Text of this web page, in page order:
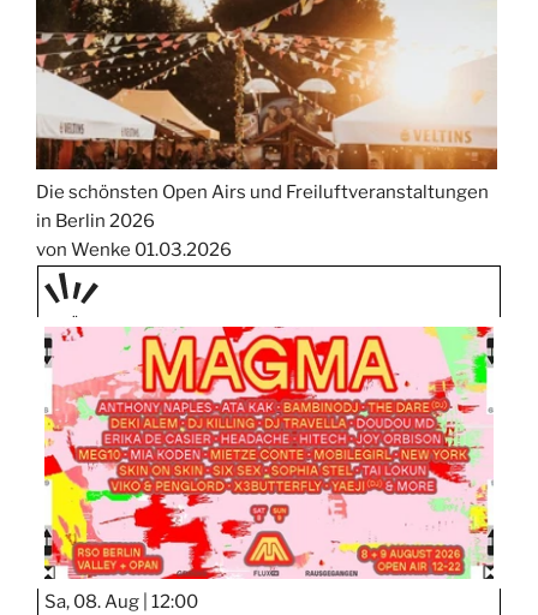
Die schönsten Open Airs und Freiluftveranstaltungen
in Berlin 2026
von Wenke 01.03.2026
PRÄS
ENTIE
RT
Sa, 08. Aug | 12:00